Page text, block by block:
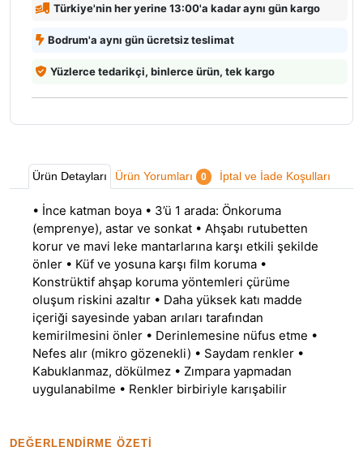
Türkiye'nin her yerine 13:00'a kadar aynı gün kargo
Bodrum'a aynı gün ücretsiz teslimat
Yüzlerce tedarikçi, binlerce ürün, tek kargo
Ürün Detayları Ürün Yorumları 0 İptal ve İade Koşulları
• İnce katman boya • 3’ü 1 arada: Önkoruma
(emprenye), astar ve sonkat • Ahşabı rutubetten
korur ve mavi leke mantarlarına karşı etkili şekilde
önler • Küf ve yosuna karşı film koruma •
Konstrüktif ahşap koruma yöntemleri çürüme
oluşum riskini azaltır • Daha yüksek katı madde
içeriği sayesinde yaban arıları tarafından
kemirilmesini önler • Derinlemesine nüfus etme •
Nefes alır (mikro gözenekli) • Saydam renkler •
Kabuklanmaz, dökülmez • Zımpara yapmadan
uygulanabilme • Renkler birbiriyle karışabilir
DEĞERLENDIRME ÖZETI